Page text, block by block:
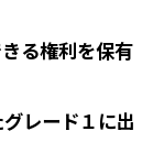
る権利を保有
レード１に出